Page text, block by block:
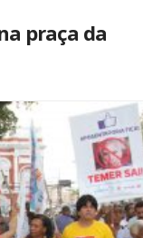
praça da